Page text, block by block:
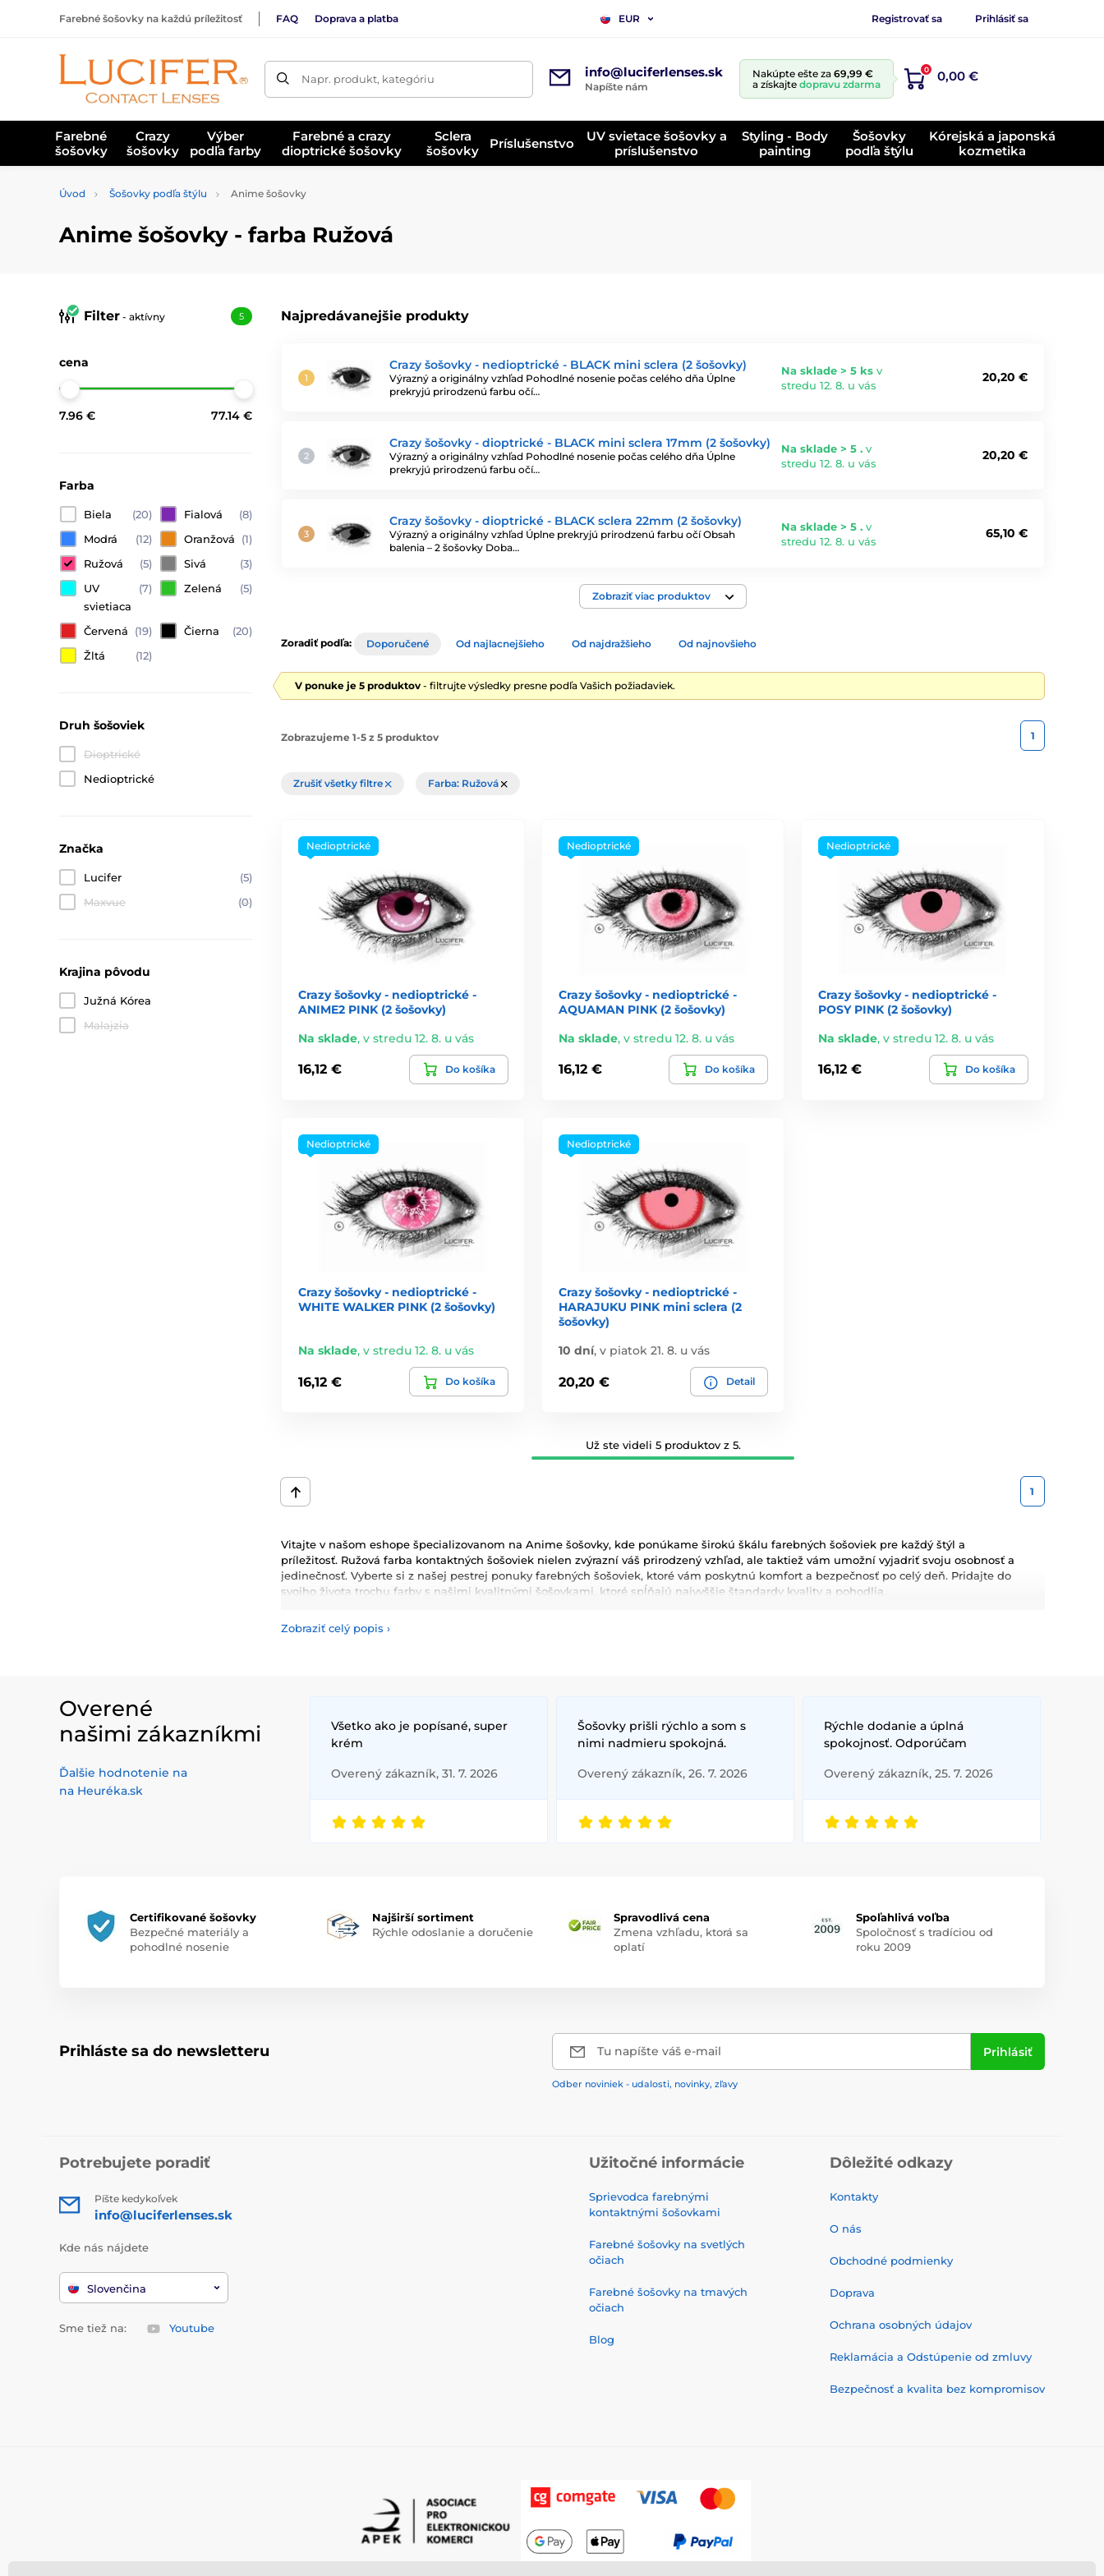
Farebné šošovky na každú príležitosť FAQ Doprava a platba EUR Registrovať sa Prihlásiť sa
Napr. produkt, kategóriu info@luciferlenses.sk
Napíšte nám
Nakúpte ešte za 69,99 €
a získajte dopravu zdarma
0 0,00 €
Farebné
šošovky
Crazy
šošovky
Výber
podľa farby
Farebné a crazy
dioptrické šošovky
Sclera
šošovky
Príslušenstvo
UV svietace šošovky a
príslušenstvo
Styling - Body
painting
Šošovky
podľa štýlu
Kórejská a japonská
kozmetika
Úvod Šošovky podľa štýlu Anime šošovky
Anime šošovky - farba Ružová
Najpredávanejšie produkty
Crazy šošovky - nedioptrické - BLACK mini sclera (2 šošovky)
Výrazný a originálny vzhľad Pohodlné nosenie počas celého dňa Úplne
prekryjú prirodzenú farbu očí…
Na sklade > 5 ks v
stredu 12. 8. u vás
20,20 €
Crazy šošovky - dioptrické - BLACK mini sclera 17mm (2 šošovky)
Výrazný a originálny vzhľad Pohodlné nosenie počas celého dňa Úplne
prekryjú prirodzenú farbu očí…
Na sklade > 5 . v
stredu 12. 8. u vás
20,20 €
Crazy šošovky - dioptrické - BLACK sclera 22mm (2 šošovky)
Výrazný a originálny vzhľad Úplne prekryjú prirodzenú farbu očí Obsah
balenia – 2 šošovky Doba…
Na sklade > 5 . v
stredu 12. 8. u vás
65,10 €
Zobraziť viac produktov
Filter - aktívny 5
cena
7.96 € 77.14 €
Farba
Biela (20) Fialová
(8)
Modrá
(12) Oranžová
(1)
Ružová
(5) Sivá
(3)
UV
svietiaca
(7) Zelená (5)
Červená (19) Čierna
(20)
Žltá
(12)
Druh šošoviek
Dioptrické
Nedioptrické
Značka
Lucifer
(5)
Maxvue
(0)
Krajina pôvodu
Južná Kórea
Malajzia
Zoradiť podľa: Doporučené Od najlacnejšieho Od najdražšieho Od najnovšieho
V ponuke je 5 produktov - filtrujte výsledky presne podľa Vašich požiadaviek.
Zobrazujeme 1-5 z 5 produktov 1
Zrušiť všetky filtre Farba: Ružová
Nedioptrické
Crazy šošovky - nedioptrické -
ANIME2 PINK (2 šošovky)
Na sklade, v stredu 12. 8. u vás
16,12 € Do košíka
Nedioptrické
Crazy šošovky - nedioptrické -
AQUAMAN PINK (2 šošovky)
Na sklade, v stredu 12. 8. u vás
16,12 € Do košíka
Nedioptrické
Crazy šošovky - nedioptrické -
POSY PINK (2 šošovky)
Na sklade,v stredu 12. 8. u vás
16,12 € Do košíka
Nedioptrické
Crazy šošovky - nedioptrické -
WHITE WALKER PINK (2 šošovky)
Na sklade, v stredu 12. 8. u vás
16,12 € Do košíka
Nedioptrické
Crazy šošovky - nedioptrické -
HARAJUKU PINK mini sclera (2
šošovky)
10 dní, v piatok 21. 8. u vás
20,20 € Detail
Už ste videli 5 produktov z 5.
1
Vitajte v našom eshope špecializovanom na Anime šošovky, kde ponúkame širokú škálu farebných šošoviek pre každý štýl a
príležitosť. Ružová farba kontaktných šošoviek nielen zvýrazní váš prirodzený vzhľad, ale taktiež vám umožní vyjadriť svoju osobnosť a
jedinečnosť. Vyberte si z našej pestrej ponuky farebných šošoviek, ktoré vám poskytnú komfort a bezpečnosť po celý deň. Pridajte do
svojho života trochu farby s našimi kvalitnými šošovkami, ktoré spĺňajú najvyššie štandardy kvality a pohodlia.
Zobraziť celý popis ›
Overené
našimi zákazníkmi
Ďalšie hodnotenie na
na Heuréka.sk
Všetko ako je popísané, super
krém
Overený zákazník, 31. 7. 2026
Šošovky prišli rýchlo a som s
nimi nadmieru spokojná.
Overený zákazník, 26. 7. 2026
Rýchle dodanie a úplná
spokojnosť. Odporúčam
Overený zákazník, 25. 7. 2026
Certifikované šošovky
Bezpečné materiály a
pohodlné nosenie
Najširší sortiment
Rýchle odoslanie a doručenie
Spravodlivá cena
Zmena vzhľadu, ktorá sa
oplatí
Spoľahlivá voľba
Spoločnosť s tradíciou od
roku 2009
Prihláste sa do newsletteru Tu napíšte váš e-mail Prihlásiť
Odber noviniek - udalosti, novinky, zľavy
Potrebujete poradiť
Píšte kedykoľvek
info@luciferlenses.sk
Kde nás nájdete
Slovenčina
Sme tiež na: Youtube
Užitočné informácie
Sprievodca farebnými
kontaktnými šošovkami
Farebné šošovky na svetlých
očiach
Farebné šošovky na tmavých
očiach
Blog
Dôležité odkazy
Kontakty
O nás
Obchodné podmienky
Doprava
Ochrana osobných údajov
Reklamácia a Odstúpenie od zmluvy
Bezpečnosť a kvalita bez kompromisov